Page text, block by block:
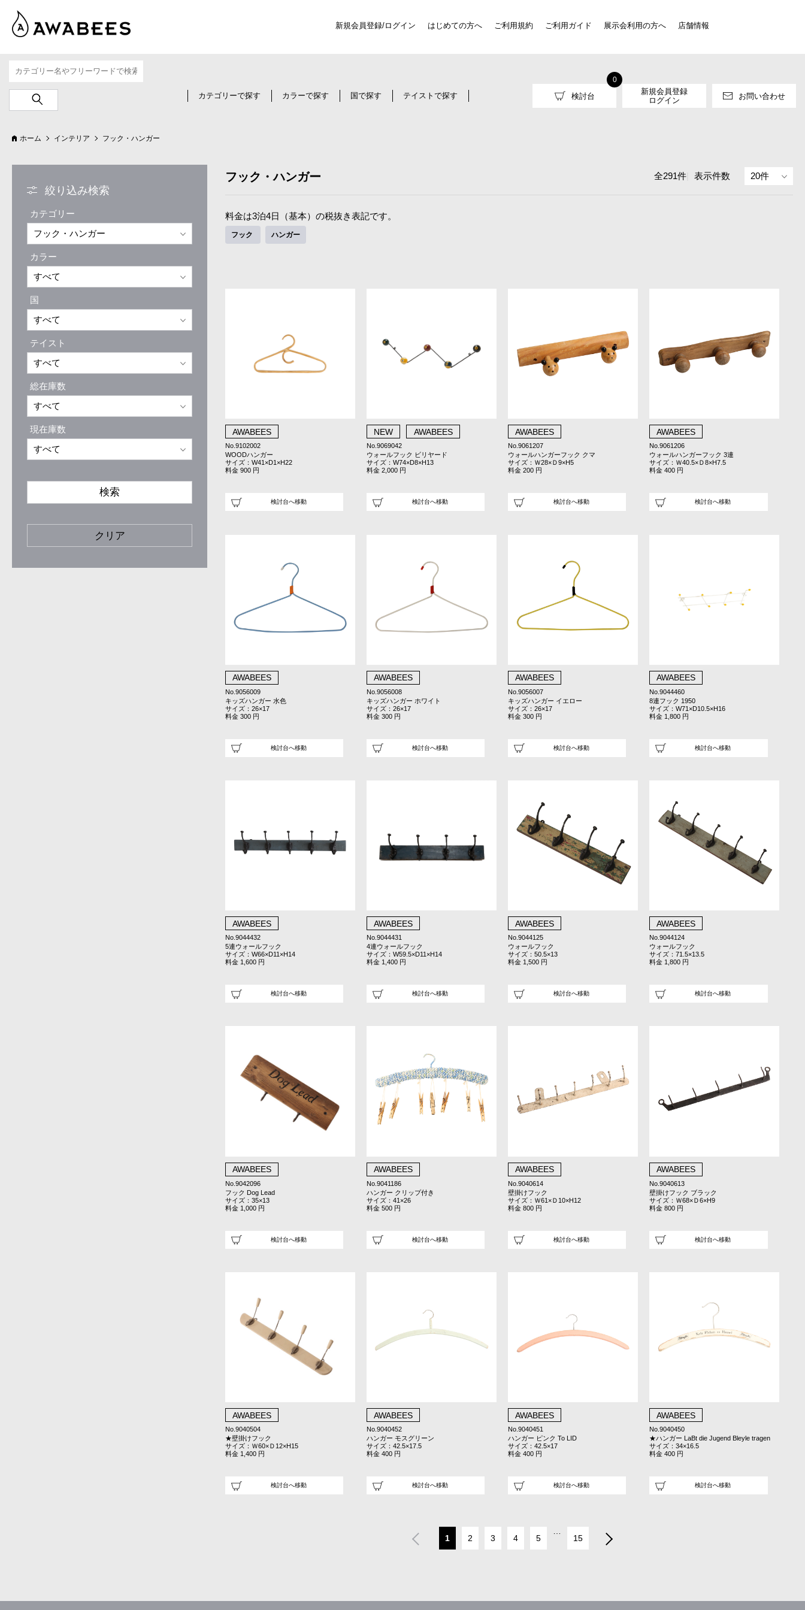
新規会員登録/ログイン はじめての方へ ご利用規約 ご利用ガイド 展示会利用の方へ 店舗情報
カテゴリーで探す カラーで探す 国で探す テイストで探す 検討台
0
新規会員登録
ログイン
お問い合わせ
ホーム インテリア フック・ハンガー
絞り込み検索
カテゴリー
カラー
国
テイスト
総在庫数
現在庫数
検索
フック・ハンガー 全291件 表示件数
料金は3泊4日（基本）の税抜き表記です。
フック ハンガー
AWABEES
No.9102002
WOODハンガー
サイズ：W41×D1×H22
料金 900 円
検討台へ移動
NEW AWABEES
No.9069042
ウォールフック ビリヤード
サイズ：W74×D8×H13
料金 2,000 円
検討台へ移動
AWABEES
No.9061207
ウォールハンガーフック クマ
サイズ：Ｗ28×Ｄ9×H5
料金 200 円
検討台へ移動
AWABEES
No.9061206
ウォールハンガーフック 3連
サイズ：Ｗ40.5×Ｄ8×H7.5
料金 400 円
検討台へ移動
AWABEES
No.9056009
キッズハンガー 水色
サイズ：26×17
料金 300 円
検討台へ移動
AWABEES
No.9056008
キッズハンガー ホワイト
サイズ：26×17
料金 300 円
検討台へ移動
AWABEES
No.9056007
キッズハンガー イエロー
サイズ：26×17
料金 300 円
検討台へ移動
AWABEES
No.9044460
8連フック 1950
サイズ：W71×D10.5×H16
料金 1,800 円
検討台へ移動
AWABEES
No.9044432
5連ウォールフック
サイズ：W66×D11×H14
料金 1,600 円
検討台へ移動
AWABEES
No.9044431
4連ウォールフック
サイズ：W59.5×D11×H14
料金 1,400 円
検討台へ移動
AWABEES
No.9044125
ウォールフック
サイズ：50.5×13
料金 1,500 円
検討台へ移動
AWABEES
No.9044124
ウォールフック
サイズ：71.5×13.5
料金 1,800 円
検討台へ移動
AWABEES
No.9042096
フック Dog Lead
サイズ：35×13
料金 1,000 円
検討台へ移動
AWABEES
No.9041186
ハンガー クリップ付き
サイズ：41×26
料金 500 円
検討台へ移動
AWABEES
No.9040614
壁掛けフック
サイズ：Ｗ61×Ｄ10×H12
料金 800 円
検討台へ移動
AWABEES
No.9040613
壁掛けフック ブラック
サイズ：Ｗ68×Ｄ6×H9
料金 800 円
検討台へ移動
AWABEES
No.9040504
★壁掛けフック
サイズ：Ｗ60×Ｄ12×H15
料金 1,400 円
検討台へ移動
AWABEES
No.9040452
ハンガー モスグリーン
サイズ：42.5×17.5
料金 400 円
検討台へ移動
AWABEES
No.9040451
ハンガー ピンク To LID
サイズ：42.5×17
料金 400 円
検討台へ移動
AWABEES
No.9040450
★ハンガー LaBt die Jugend Bleyle tragen
サイズ：34×16.5
料金 400 円
検討台へ移動
1 2 3 4 5
…
15